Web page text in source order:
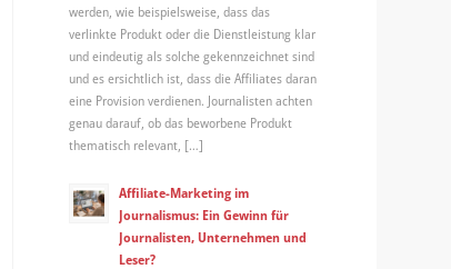
werden, wie beispielsweise, dass das
verlinkte Produkt oder die Dienstleistung klar
und eindeutig als solche gekennzeichnet sind
und es ersichtlich ist, dass die Affiliates daran
eine Provision verdienen. Journalisten achten
genau darauf, ob das beworbene Produkt
thematisch relevant, […]
Affiliate-Marketing im
Journalismus: Ein Gewinn für
Journalisten, Unternehmen und
Leser?